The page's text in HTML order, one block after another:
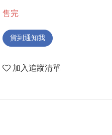
售完
貨到通知我
加入追蹤清單